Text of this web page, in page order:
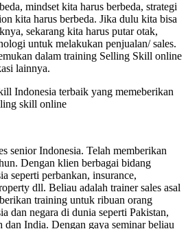
mindset kita harus berbeda, strategi
kita harus berbeda. Jika dulu kita bisa
sekarang kita harus putar otak,
untuk melakukan penjualan/ sales.
dalam training Selling Skill online
lainnya.
Indonesia terbaik yang memeberikan
skill online
senior Indonesia. Telah memberikan
Dengan klien berbagai bidang
seperti perbankan, insurance,
dll. Beliau adalah trainer sales asal
training untuk ribuan orang
dan negara di dunia seperti Pakistan,
dan India. Dengan gaya seminar beliau